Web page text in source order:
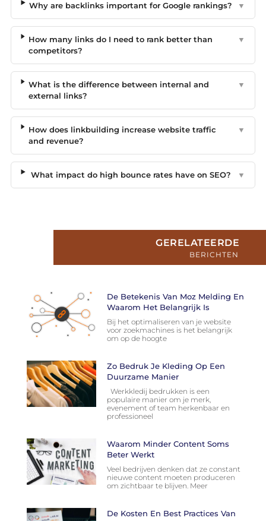
Why are backlinks important for Google rankings? ▼
How many links do I need to rank better than
competitors?
▼
What is the difference between internal and
external links?
▼
How does linkbuilding increase website traffic
and revenue?
▼
What impact do high bounce rates have on SEO? ▼
GERELATEERDE
BERICHTEN
De Betekenis Van Moz Melding En
Waarom Het Belangrijk Is
Bij het optimaliseren van je website
voor zoekmachines is het belangrijk
om op de hoogte
Zo Bedruk Je Kleding Op Een
Duurzame Manier
Werkkledij bedrukken is een
populaire manier om je merk,
evenement of team herkenbaar en
professioneel
Waarom Minder Content Soms
Beter Werkt
Veel bedrijven denken dat ze constant
nieuwe content moeten produceren
om zichtbaar te blijven. Meer
De Kosten En Best Practices Van